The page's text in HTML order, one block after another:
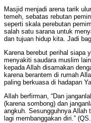
Masjid menjadi arena tarik
temeh, sebatas rebutan
seperti skala perebutan
salah satu sarana untuk
dan tujuan hidup kita. Jadi
Karena berebut perihal siapa
menyakiti saudara muslim
kepada Allah disamakan
karena berantem di rumah
paling berkuasa di hadapan
Allah berfirman, “Dan
(karena sombong) dan
angkuh. Sesungguhnya Allah
lagi membanggakan diri.”